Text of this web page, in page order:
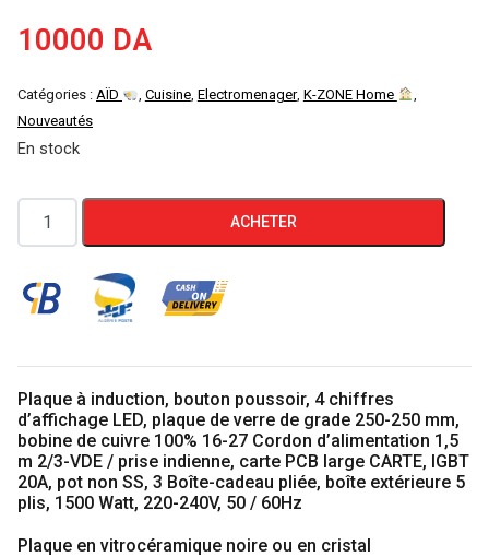
10000 DA
Catégories : AÏD , Cuisine, Electromenager, K-ZONE Home
,
Nouveautés
En stock
quantité
de
de
induction
AMOR
2000W
-
réf
AI-
ACHETER
Plaque à induction, bouton poussoir, 4 chiffres
d’affichage LED, plaque de verre de grade 250-250 mm,
bobine de cuivre 100% 16-27 Cordon d’alimentation 1,5
m 2/3-VDE / prise indienne, carte PCB large CARTE, IGBT
20A, pot non SS, 3 Boîte-cadeau pliée, boîte extérieure 5
plis, 1500 Watt, 220-240V, 50 / 60Hz
Plaque en vitrocéramique noire ou en cristal